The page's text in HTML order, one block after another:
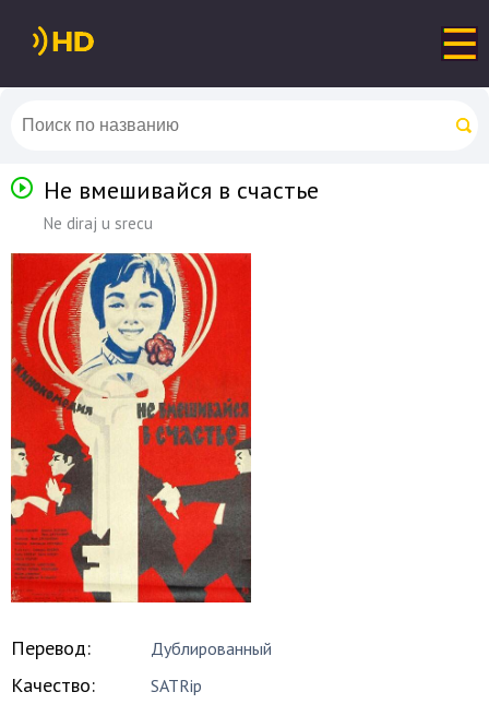
Не вмешивайся в счастье
Ne diraj u srecu
Перевод: Дублированный
Качество: SATRip